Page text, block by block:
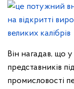
Він нагадав, що
представників
промисловості